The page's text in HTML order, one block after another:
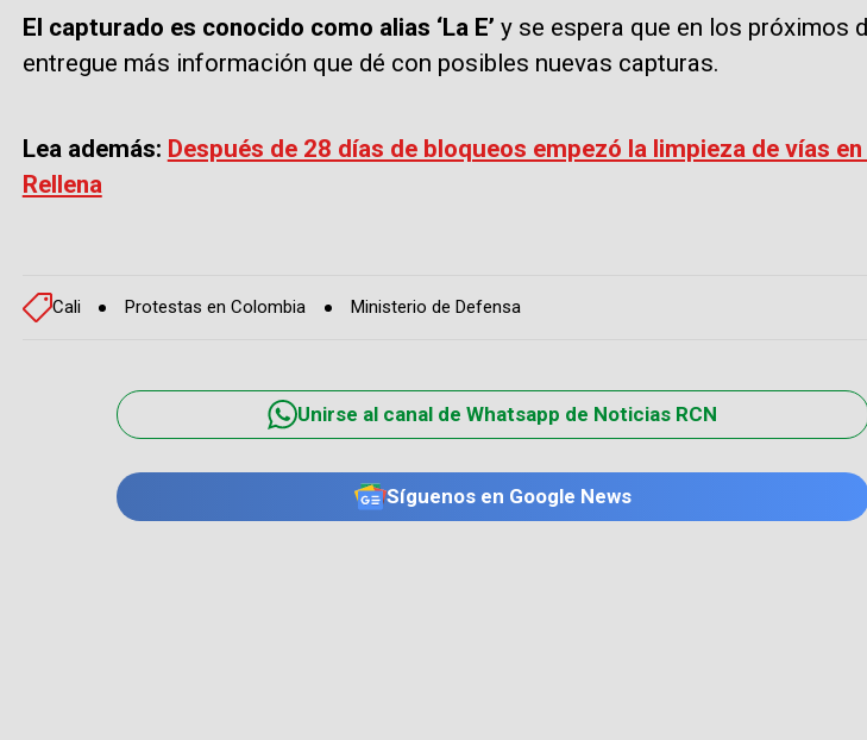
El capturado es conocido como alias ‘La E’ y se espera que en los próximos
entregue más información que dé con posibles nuevas capturas.
Lea además: Después de 28 días de bloqueos empezó la limpieza de vías
Rellena
Cali Protestas en Colombia Ministerio de Defensa
Unirse al canal de Whatsapp de Noticias RCN
Síguenos en Google News